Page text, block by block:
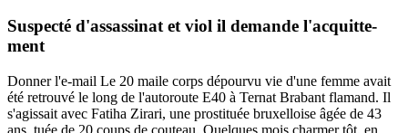
Suspecté d'assassi­nat et viol il demande l'acquitte­
ment
Donner l'e-mail Le 20 maile corps dépourvu vie d'une femme avait
été retrouvé le long de l'autoroute E40 à Ternat Brabant flamand. Il
s'agissait avec Fatiha Zirari, une prostituée bruxelloise âgée de 43
ans, tuée de 20 coups de couteau. Quelques mois charmer tôt, en